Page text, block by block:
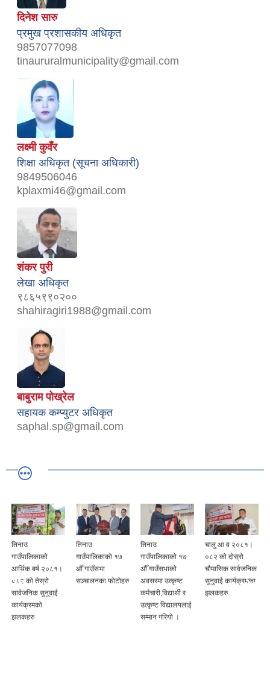
दिनेश सारु
प्रमुख प्रशासकीय अधिकृत
9857077098
tinaururalmunicipality@gmail.com
लक्ष्मी कुवँर
शिक्षा अधिकृत (सूचना अधिकारी)
9849506046
kplaxmi46@gmail.com
शंकर पुरी
लेखा अधिकृत
९८६५९९०२००
shahiragiri1988@gmail.com
बाबुराम पोख्रेल
सहायक कम्प्युटर अधिकृत
saphal.sp@gmail.com
तिनाउ
गाउँपालिकाको १७
औँ गाउँसभा
सञ्चालनका फोटोहरु
तिनाउ
गाउँपालिकाको १७
औँ गाउँसभाको
अवसरमा उत्कृष्ट
चालु आ व २०८१।
०८२ को दोस्रो
चौमासिक सार्वजनिक
सुनुवाई कार्यक्रमका
झलकहरु
लुम्बिनी प्रदेश योजना
आयोगका उपाध्यक्ष
श्री डा डिल्लीराज
अर्यालसँगको भेटवार्ता